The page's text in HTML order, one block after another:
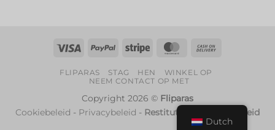
Visa PayPal Streep MasterCard
FLIPARAS STAG HEN
WINKEL OP
NEEM CONTACT OP MET
Copyright 2026 © Fliparas
Cookiebeleid - Privacybeleid - Restitutie- en Retourbeleid
Dutch